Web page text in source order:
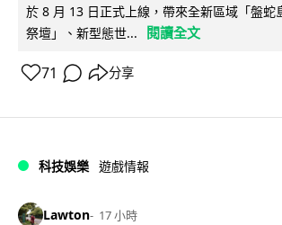
於 8 月 13 日正式上線，帶來全新區域「盤蛇
祭壇」、新型態世...
閱讀全文
71 分享
科技娛樂 遊戲情報
Lawton 17 小時